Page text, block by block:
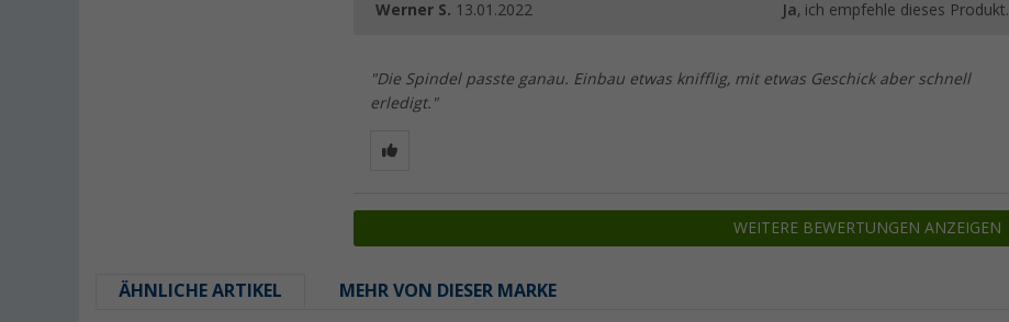
Werner S. 13.01.2022 Ja, ich empfehle dieses Produkt.
"Die Spindel passte ganau. Einbau etwas knifflig, mit etwas Geschick aber schnell
erledigt."
WEITERE BEWERTUNGEN ANZEIGEN
ÄHNLICHE ARTIKEL MEHR VON DIESER MARKE